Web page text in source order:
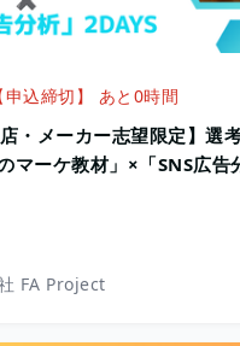
申込締切】 あと0時間
店・メーカー志望限定】選
マーケ教材」×「SNS広告
FA Project